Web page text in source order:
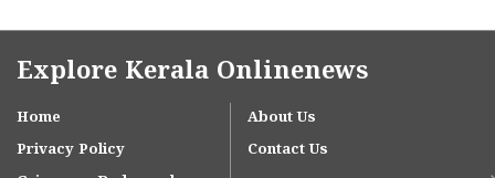
ഇതിനായി തന്റെ ഭാര്യ ഗീതാഞ്ജലി അങ്മോ ശ്രമിച്ചിര
Explore Kerala Onlinenews
Home
About Us
Privacy Policy
Contact Us